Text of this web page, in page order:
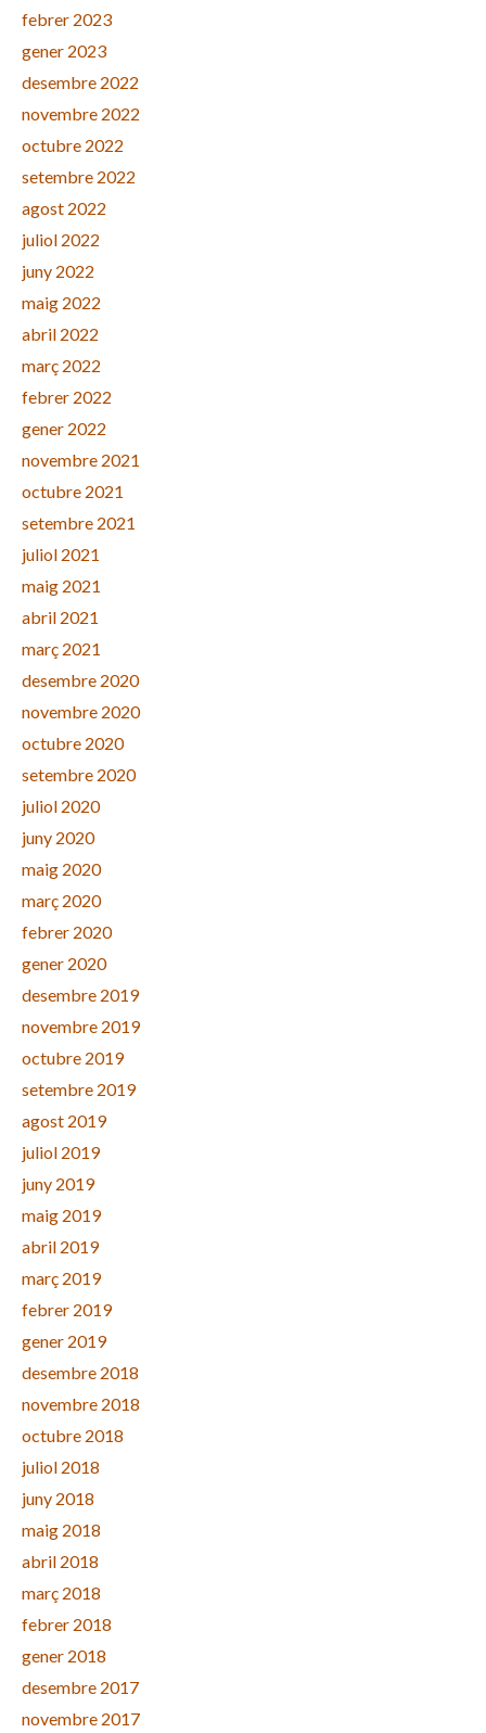
febrer 2023
gener 2023
desembre 2022
novembre 2022
octubre 2022
setembre 2022
agost 2022
juliol 2022
juny 2022
maig 2022
abril 2022
març 2022
febrer 2022
gener 2022
novembre 2021
octubre 2021
setembre 2021
juliol 2021
maig 2021
abril 2021
març 2021
desembre 2020
novembre 2020
octubre 2020
setembre 2020
juliol 2020
juny 2020
maig 2020
març 2020
febrer 2020
gener 2020
desembre 2019
novembre 2019
octubre 2019
setembre 2019
agost 2019
juliol 2019
juny 2019
maig 2019
abril 2019
març 2019
febrer 2019
gener 2019
desembre 2018
novembre 2018
octubre 2018
juliol 2018
juny 2018
maig 2018
abril 2018
març 2018
febrer 2018
gener 2018
desembre 2017
novembre 2017